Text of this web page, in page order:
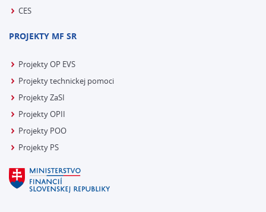
CES
PROJEKTY MF SR
Projekty OP EVS
Projekty technickej pomoci
Projekty ZaSI
Projekty OPII
Projekty POO
Projekty PS